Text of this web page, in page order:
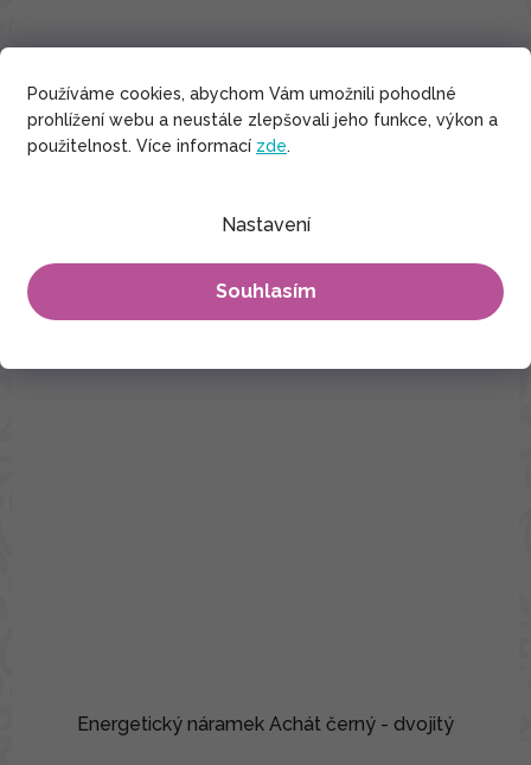
Používáme cookies, abychom Vám umožnili pohodlné
prohlížení webu a neustále zlepšovali jeho funkce, výkon a
použitelnost. Více informací zde.
Nastavení
Souhlasím
Energetický náramek Achát černý - dvojitý